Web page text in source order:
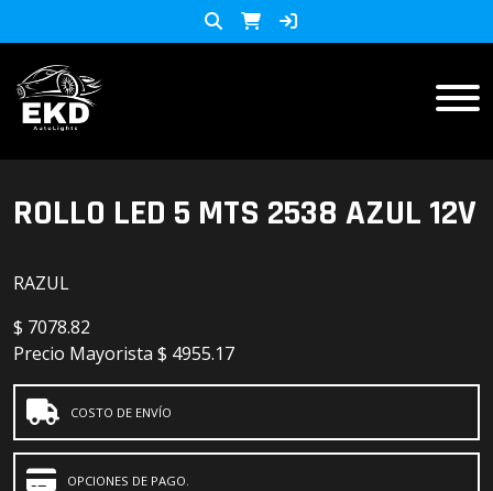
accesorios para celulares
Audio
Lista de Precios
ROLLO LED 5 MTS 2538 AZUL 12V
RAZUL
$ 7078.82
Precio Mayorista $ 4955.17
COSTO DE ENVÍO
OPCIONES DE PAGO.